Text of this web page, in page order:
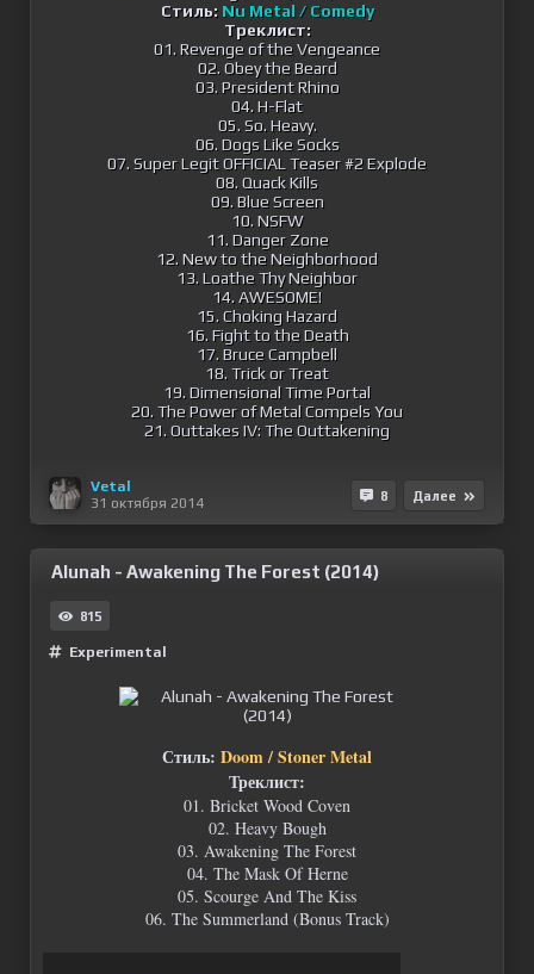
Стиль: Nu Metal / Comedy
Треклист:
01. Revenge of the Vengeance
02. Obey the Beard
03. President Rhino
04. H-Flat
05. So. Heavy.
06. Dogs Like Socks
07. Super Legit OFFICIAL Teaser #2 Explode
08. Quack Kills
09. Blue Screen
10. NSFW
11. Danger Zone
12. New to the Neighborhood
13. Loathe Thy Neighbor
14. AWESOME!
15. Choking Hazard
16. Fight to the Death
17. Bruce Campbell
18. Trick or Treat
19. Dimensional Time Portal
20. The Power of Metal Compels You
21. Outtakes IV: The Outtakening
Vetal
31 октября 2014
8 Далее
Alunah - Awakening The Forest (2014)
815
Experimental
Стиль: Doom / Stoner Metal
Треклист:
01. Bricket Wood Coven
02. Heavy Bough
03. Awakening The Forest
04. The Mask Of Herne
05. Scourge And The Kiss
06. The Summerland (Bonus Track)